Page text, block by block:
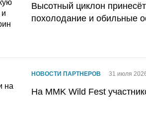
Высотный циклон
похолодание и обильные
НОВОСТИ ПАРТНЕРОВ 31 июля
На MMK Wild Fest